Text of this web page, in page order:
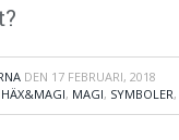
DEN 17 FEBRUARI, 2018
HÄX&MAGI, MAGI, SYMBOLER,